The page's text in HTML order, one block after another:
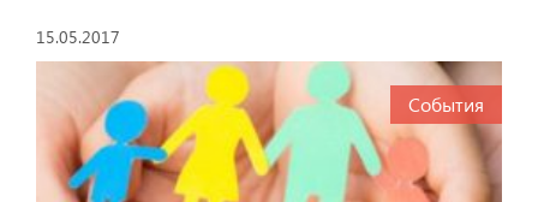
15.05.2017
События